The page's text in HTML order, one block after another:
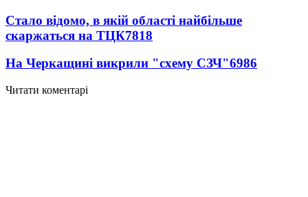
Стало відомо, в якій області найбільше
скаржаться на ТЦК7818
На Черкащині викрили "схему СЗЧ"6986
Читати коментарі